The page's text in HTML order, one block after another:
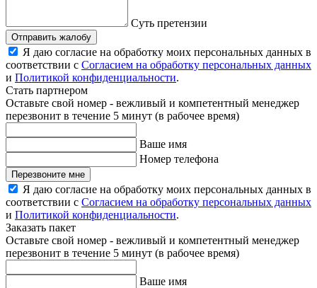
Суть претензии
Отправить жалобу
Я даю согласие на обработку моих персональных данных в
соответствии с Согласием на обработку персональных данных
и Политикой конфиденциальности.
Стать партнером
Оставьте свой номер - вежливый и компетентный менеджер
перезвонит в течение 5 минут (в рабочее время)
Ваше имя
Номер телефона
Перезвоните мне
Я даю согласие на обработку моих персональных данных в
соответствии с Согласием на обработку персональных данных
и Политикой конфиденциальности.
Заказать пакет
Оставьте свой номер - вежливый и компетентный менеджер
перезвонит в течение 5 минут (в рабочее время)
Ваше имя